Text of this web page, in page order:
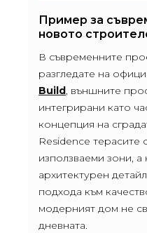
Пример за
новото
В съвременните
разгледате на
Build, външните
интегрирани като
концепция на
Residence терасите
използваеми зони, а
архитектурен
подхода към
модерният дом не
дневната.